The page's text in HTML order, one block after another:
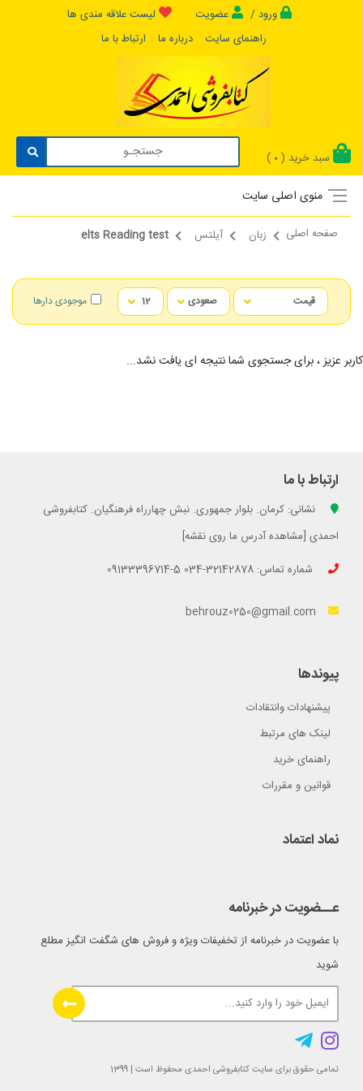
ورود / عضویت
لیست علاقه مندی ها
راهنمای سایت
درباره ما ارتباط با ما
سبد خرید ( 0
)
منوی اصلی سایت
صفحه اصلی زبان آیلتس elts Reading test
موجودی دارها
کاربر عزیز ، برای جستجوی شما نتیجه ای یافت نشد...
ارتباط با ما
نشانی: کرمان. بلوار جمهوری. نبش چهارراه فرهنگیان. کتابفروشی
احمدی [مشاهده آدرس ما روی نقشه]
شماره تماس: 32142878-034 5-09133396714
behrouz0250@gmail.com
پیوندها
پیشنهادات وانتقادات
لینک های مرتبط
راهنمای خرید
قوانین و مقررات
نماد اعتماد
عــضویت در خبرنامه
با عضویت در خبرنامه از تخفیفات ویژه و فروش های شگفت انگیز مطلع
شوید
تمامی حقوق برای سایت کتابفروشی احمدی محفوظ است | 1399